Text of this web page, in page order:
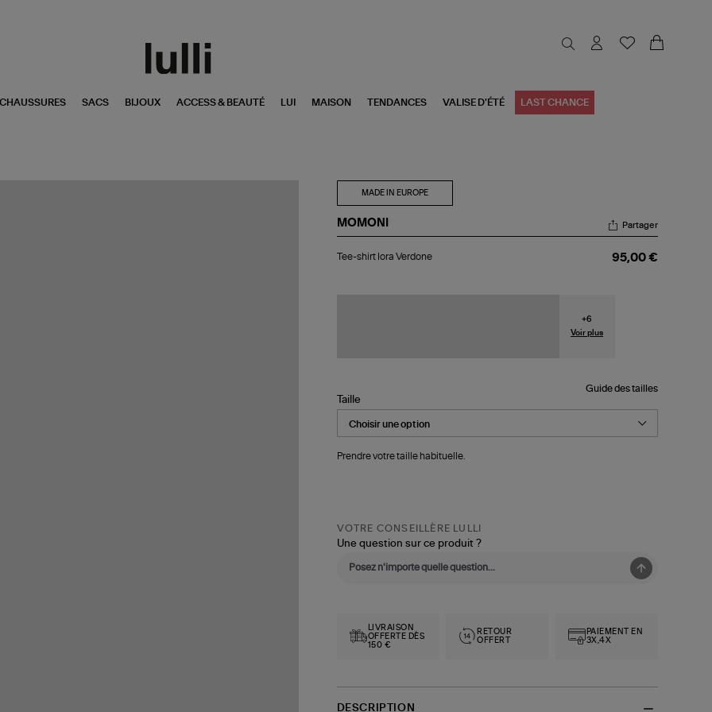
CHAUSSURES SACS BIJOUX ACCESS & BEAUTÉ LUI MAISON TENDANCES VALISE D'ÉTÉ LAST CHANCE
MADE IN EUROPE
MOMONI
shirt
Partager
Tee-shirt Iora Verdone 95,00 €
+6
Voir plus
Guide des tailles
Taille
Prendre votre taille habituelle.
VOTRE CONSEILLÈRE LULLI
Une question sur ce produit ?
LIVRAISON
OFFERTE DÈS
150 €
RETOUR
OFFERT
PAIEMENT EN
3X,4X
DESCRIPTION